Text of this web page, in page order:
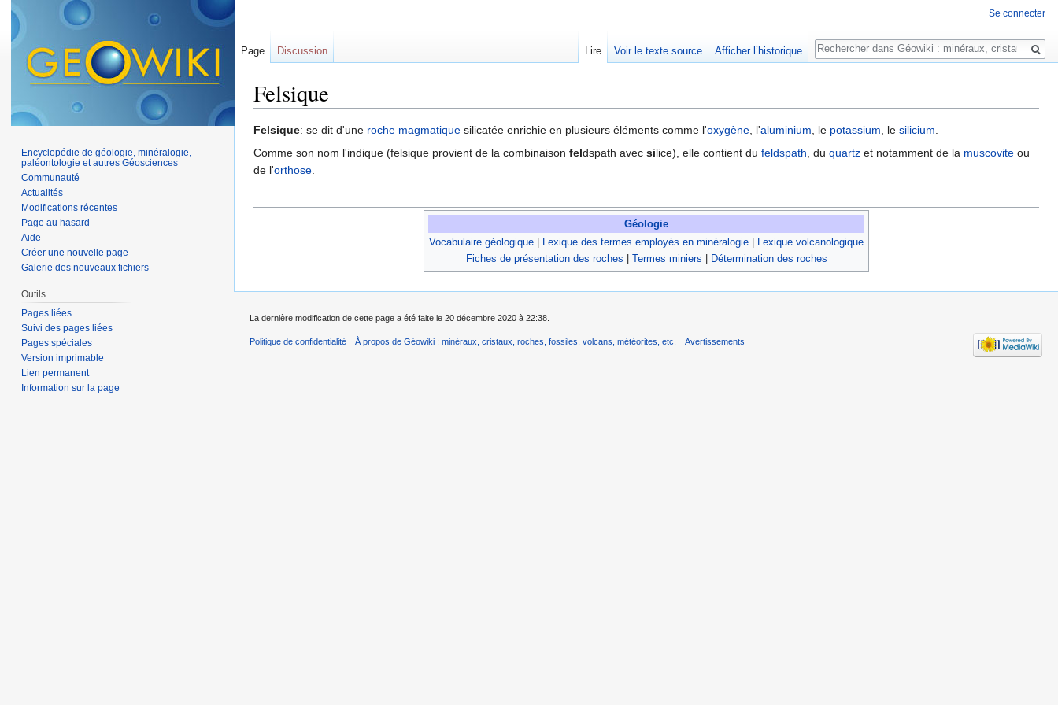
Felsique
Felsique: se dit d'une roche magmatique silicatée enrichie en plusieurs éléments comme l'oxygène, l'aluminium, le potassium, le silicium.
Comme son nom l'indique (felsique provient de la combinaison feldspath avec silice), elle contient du feldspath, du quartz et notamment de la muscovite ou
de l'orthose.
Géologie
Vocabulaire géologique
Lexique des termes employés en minéralogie
Lexique volcanologique
Fiches de présentation des roches
Termes miniers Détermination des roches
Se connecter
Page Discussion Lire Voir le texte source Afficher l’historique
Rechercher
Encyclopédie de géologie, minéralogie,
paléontologie et autres Géosciences
Communauté
Actualités
Modifications récentes
Page au hasard
Aide
Créer une nouvelle page
Galerie des nouveaux fichiers
Outils
Pages liées
Suivi des pages liées
Pages spéciales
Version imprimable
Lien permanent
Information sur la page
La dernière modification de cette page a été faite le 20 décembre 2020 à 22:38.
Politique de confidentialité À propos de Géowiki : minéraux, cristaux, roches, fossiles, volcans, météorites, etc. Avertissements